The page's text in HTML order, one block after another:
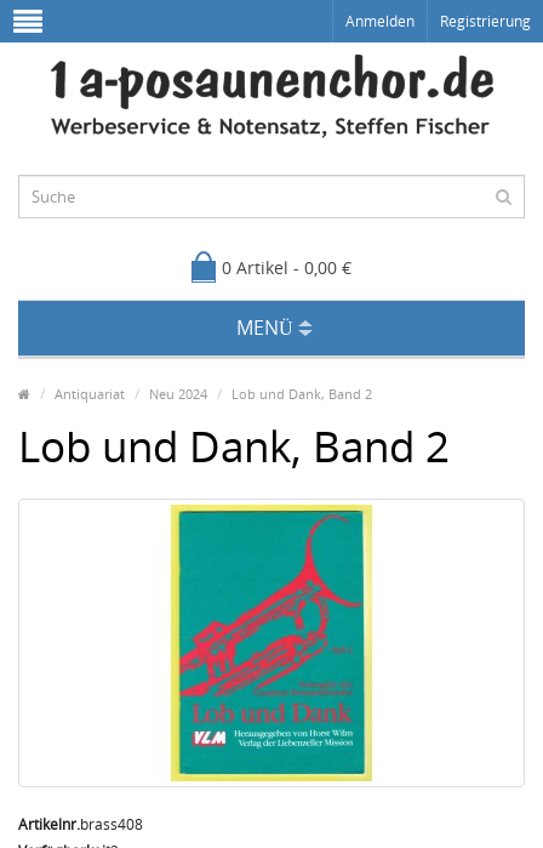
Anmelden Registrierung
0 Artikel - 0,00 €
MENÜ
Antiquariat Neu 2024 Lob und Dank, Band 2
Lob und Dank, Band 2
Artikelnr.brass408